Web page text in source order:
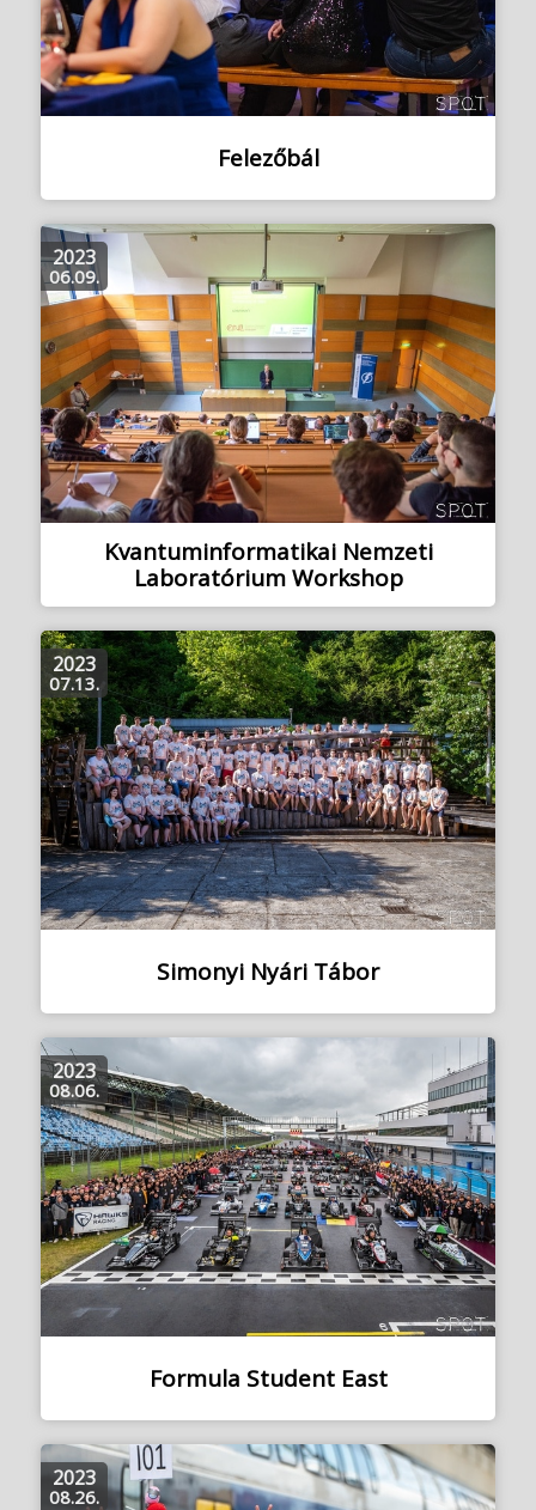
Felezőbál
Kvantuminformatikai Nemzeti
Laboratórium Workshop
2023
06.09.
Simonyi Nyári Tábor
2023
07.13.
Formula Student East
2023
08.06.
2023
08.26.